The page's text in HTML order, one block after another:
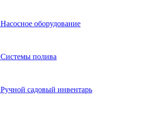
Насосное оборудование
Системы полива
Ручной садовый инвентарь